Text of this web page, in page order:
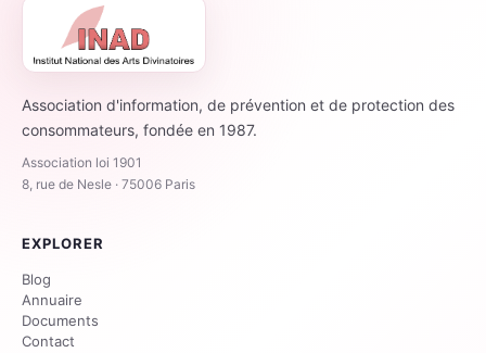
Association d'information, de prévention et de protection des
consommateurs, fondée en 1987.
Association loi 1901
8, rue de Nesle · 75006 Paris
EXPLORER
Blog
Annuaire
Documents
Contact